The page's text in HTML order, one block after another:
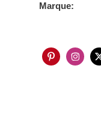
Marque: